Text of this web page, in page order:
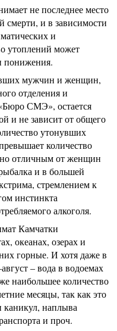
не последнее место
смерти, и в зависимости
и
утоплений может
понижения.
мужчин и женщин,
отделения и
СМЭ», остается
и не зависит от общего
утонувших
количество
отличным от женщин
и в большей
стремлением к
инстинкта
алкоголя.
Камчатки
океанах, озерах и
горные. И хотя даже в
– вода в водоемах
наибольшее количество
месяцы, так как это
наплыва
и проч.